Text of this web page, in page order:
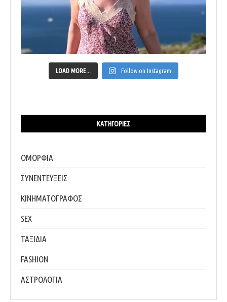
LOAD MORE... Follow on Instagram
ΚΑΤΗΓΟΡΊΕΣ
ΟΜΟΡΦΙΑ
ΣΥΝΕΝΤΕΥΞΕΙΣ
ΚΙΝΗΜΑΤΟΓΡΑΦΟΣ
SEX
ΤΑΞΙΔΙΑ
FASHION
ΑΣΤΡΟΛΟΓΙΑ